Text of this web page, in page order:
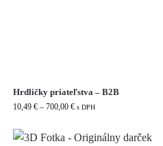
Hrdličky priateľstva – B2B
10,49 € – 700,00 € s DPH